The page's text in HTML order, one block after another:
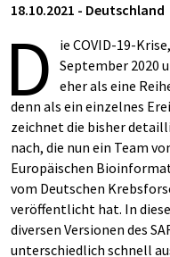
18.10.2021 - Deutschland
D
ie COVID-19-
September 2020
eher als eine
denn als ein einzelnes
zeichnet die bisher
nach, die nun ein Team
Europäischen
vom Deutschen
veröffentlicht hat. In
diversen Versionen des
unterschiedlich schnell